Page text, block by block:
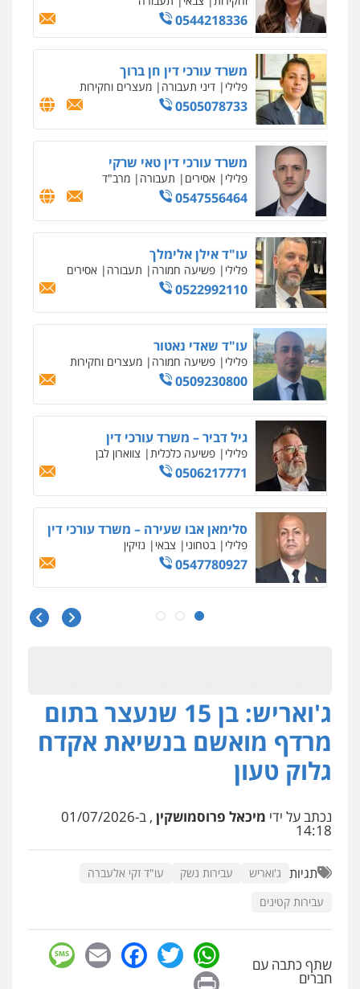
פלילי פשע חמור מעצרים
וחקירות
0542255161
גל דהן – משרד עורך דין פלילי
פלילי פשיעה חמורה מעצרים
וחקירות
0544723840
עו"ד ראוף נג'אר
פלילי עורכי דין לענייני אסירים מעצרים
סמים רכוש
0548009246
עדי כרמלי – חברת עו"ד
פלילי כלכלי עורכי דין לענייני אסירים
0525060666
גיא זהבי משרד עורכי דין
פלילי משפחה
503456449
עו"ד איהאב ג'לג'ולי
פלילי מעצרים וחקירות
אסירים
0505216700
אייל בן שושן, עורך דין פלילי
פלילי מעצרים וחקירות
נוער רישום פלילי
0522763105
עו"ד אלון קריטי
פלילי כלכלי אלימות סמים מעצרים
0525544654
עו"ד זוהר ארבל
0538788878
0544218336
ג'ואריש: בן 15 שנעצר בתום
מרדף מואשם בנשיאת אקדח
גלוק טעון
נכתב על ידי מיכאל פרוסמושקין , ב-01/07/2026
14:18
תגיות ג'ואריש עבירות נשק
עו"ד זקי אלעברה
עבירות קטינים
שתף כתבה עם
חברים
WhatsApp
Twitter
Facebook
Email